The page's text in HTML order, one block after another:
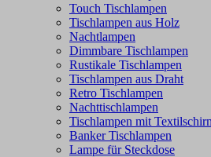
Touch Tischlampen
Tischlampen aus Holz
Nachtlampen
Dimmbare Tischlampen
Rustikale Tischlampen
Tischlampen aus Draht
Retro Tischlampen
Nachttischlampen
Tischlampen mit
Banker Tischlampen
Lampe für Steckdose